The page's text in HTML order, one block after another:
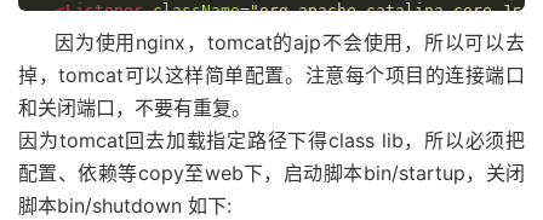
<Listener className=
<Listener className=
<Listener className =
<Service name="Catalina"
<Connector port="8081" protocol="HTTP/1.1"
因为使用nginx，tomcat的ajp不会使用，所以可以去
掉，tomcat可以这样简单配置。注意每个项目的连接端口
和关闭端口，不要有重复。
因为tomcat回去加载指定路径下得class lib，所以必须把
配置、依赖等copy至web下，启动脚本bin/startup，关闭
脚本bin/shutdown 如下: